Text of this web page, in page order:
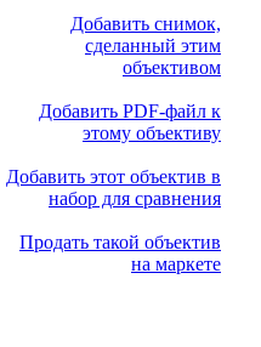
Добавить снимок,
сделанный этим
объективом
Добавить PDF-файл к
этому объективу
Добавить этот объектив в
набор для сравнения
Продать такой объектив
на маркете